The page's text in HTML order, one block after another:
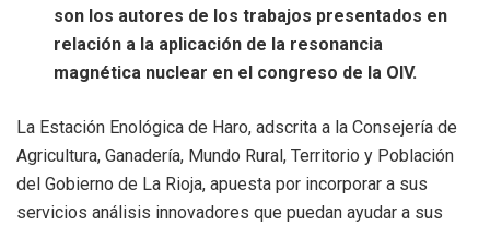
son los autores de los trabajos presentados en
relación a la aplicación de la resonancia
magnética nuclear en el congreso de la OIV.
La Estación Enológica de Haro, adscrita a la Consejería de
Agricultura, Ganadería, Mundo Rural, Territorio y Población
del Gobierno de La Rioja, apuesta por incorporar a sus
servicios análisis innovadores que puedan ayudar a sus